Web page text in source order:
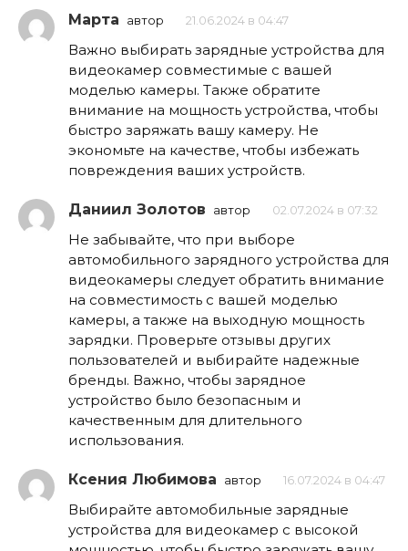
Марта автор 21.06.2024 в 04:47
Важно выбирать зарядные устройства для
видеокамер совместимые с вашей
моделью камеры. Также обратите
внимание на мощность устройства, чтобы
быстро заряжать вашу камеру. Не
экономьте на качестве, чтобы избежать
повреждения ваших устройств.
Даниил Золотов автор 02.07.2024 в 07:32
Не забывайте, что при выборе
автомобильного зарядного устройства для
видеокамеры следует обратить внимание
на совместимость с вашей моделью
камеры, а также на выходную мощность
зарядки. Проверьте отзывы других
пользователей и выбирайте надежные
бренды. Важно, чтобы зарядное
устройство было безопасным и
качественным для длительного
использования.
Ксения Любимова автор 16.07.2024 в 04:47
Выбирайте автомобильные зарядные
устройства для видеокамер с высокой